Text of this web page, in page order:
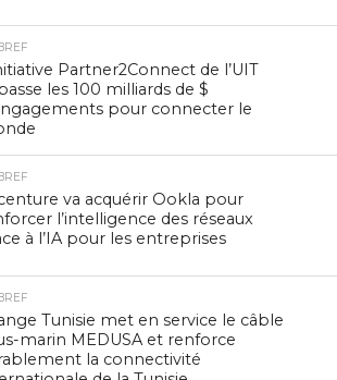
Partner2Connect de l’UIT
les 100 milliards de $
pour connecter le
va acquérir Ookla pour
l’intelligence des réseaux
à l’IA pour les entreprises
Tunisie met en service le câble
marin MEDUSA et renforce
la connectivité